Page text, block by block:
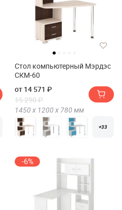
Стол компьютерный Мэрдэс
СКМ-60
от 14 571 ₽
15 290 ₽
1450 х 1200 х 780 мм
+33
-6%